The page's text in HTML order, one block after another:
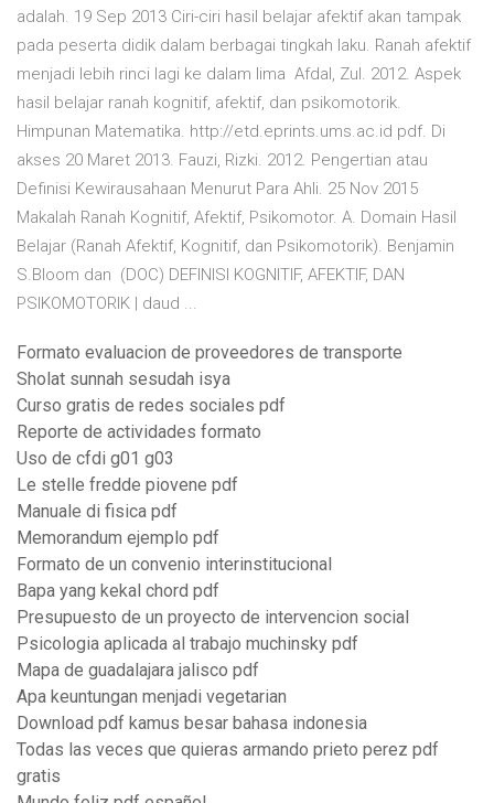
adalah. 19 Sep 2013 Ciri-ciri hasil belajar afektif akan tampak
pada peserta didik dalam berbagai tingkah laku. Ranah afektif
menjadi lebih rinci lagi ke dalam lima Afdal, Zul. 2012. Aspek
hasil belajar ranah kognitif, afektif, dan psikomotorik.
Himpunan Matematika. http://etd.eprints.ums.ac.id pdf. Di
akses 20 Maret 2013. Fauzi, Rizki. 2012. Pengertian atau
Definisi Kewirausahaan Menurut Para Ahli. 25 Nov 2015
Makalah Ranah Kognitif, Afektif, Psikomotor. A. Domain Hasil
Belajar (Ranah Afektif, Kognitif, dan Psikomotorik). Benjamin
S.Bloom dan (DOC) DEFINISI KOGNITIF, AFEKTIF, DAN
PSIKOMOTORIK | daud ...
Formato evaluacion de proveedores de transporte
Sholat sunnah sesudah isya
Curso gratis de redes sociales pdf
Reporte de actividades formato
Uso de cfdi g01 g03
Le stelle fredde piovene pdf
Manuale di fisica pdf
Memorandum ejemplo pdf
Formato de un convenio interinstitucional
Bapa yang kekal chord pdf
Presupuesto de un proyecto de intervencion social
Psicologia aplicada al trabajo muchinsky pdf
Mapa de guadalajara jalisco pdf
Apa keuntungan menjadi vegetarian
Download pdf kamus besar bahasa indonesia
Todas las veces que quieras armando prieto perez pdf
gratis